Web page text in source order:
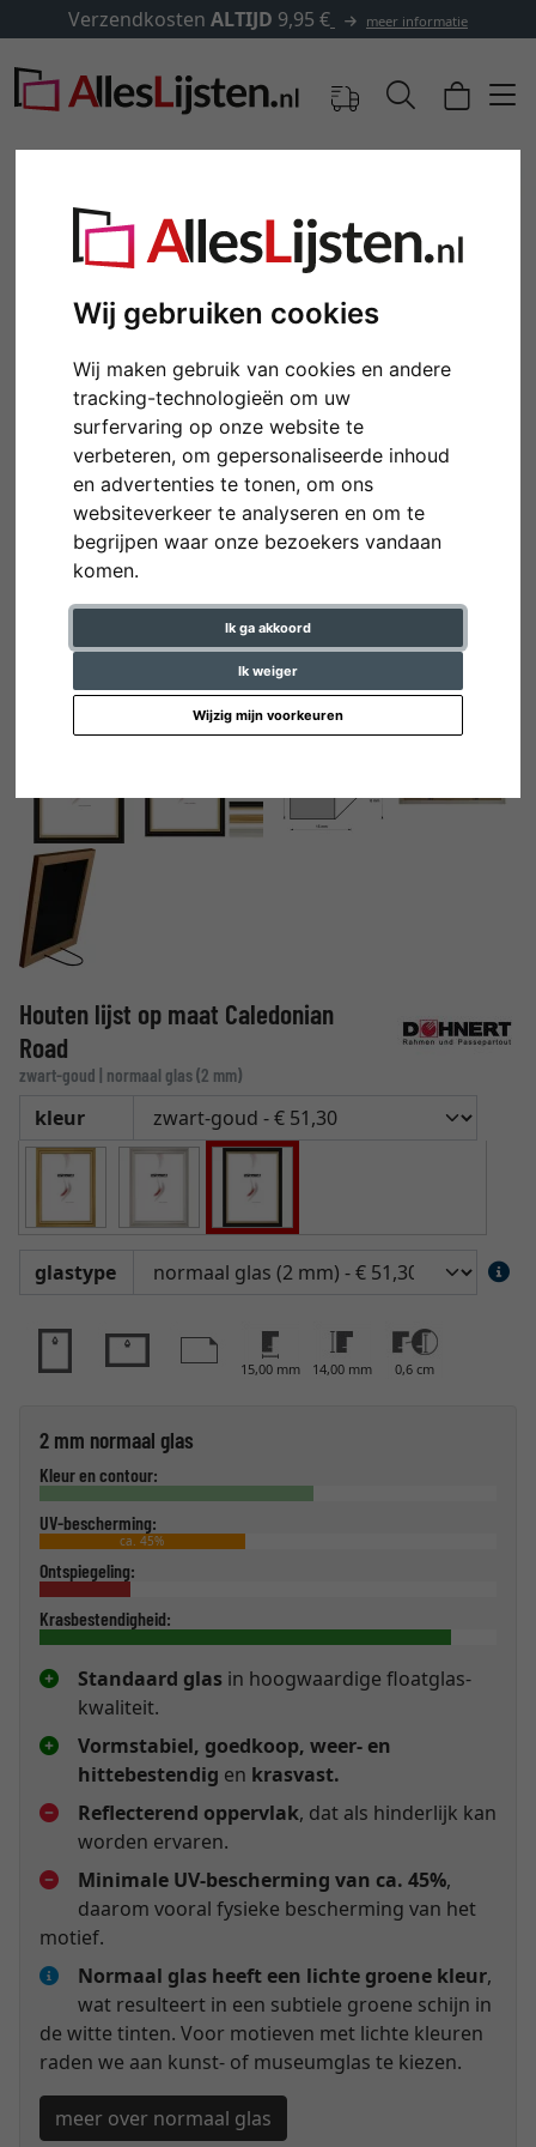
Wij gebruiken cookies
Wij maken gebruik van cookies en andere
tracking-technologieën om uw
surfervaring op onze website te
verbeteren, om gepersonaliseerde inhoud
en advertenties te tonen, om ons
websiteverkeer te analyseren en om te
begrijpen waar onze bezoekers vandaan
komen.
Ik ga akkoord
Ik weiger
Wijzig mijn voorkeuren
Verzendkosten ALTIJD 9,95 € meer informatie
Terug
Houten lijst op maat Caledonian
Road
zwart-goud | normaal glas (2 mm)
kleur
glastype
15,00 mm 14,00 mm 0,6 cm
2 mm normaal glas
Kleur en contour:
UV-bescherming:
ca. 45%
Ontspiegeling:
Krasbestendigheid:
Standaard glas in hoogwaardige floatglas-
kwaliteit.
Vormstabiel, goedkoop, weer- en
hittebestendig en krasvast.
Reflecterend oppervlak, dat als hinderlijk kan
worden ervaren.
Minimale UV-bescherming van ca. 45%,
daarom vooral fysieke bescherming van het
motief.
Normaal glas heeft een lichte groene kleur,
wat resulteert in een subtiele groene schijn in
de witte tinten. Voor motieven met lichte kleuren
raden we aan kunst- of museumglas te kiezen.
meer over normaal glas